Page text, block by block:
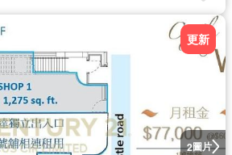
2圖片
更新